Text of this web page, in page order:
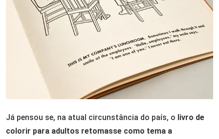
Já pensou se, na atual circunstância do país, o livro de
colorir para adultos retomasse como tema a